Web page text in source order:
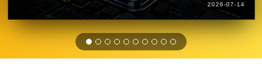
2026-07-14